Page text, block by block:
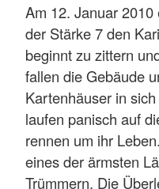
Am 12. Januar
der Stärke 7 den
beginnt zu zittern
fallen die Gebäude
Kartenhäuser in
laufen panisch auf
rennen um ihr
eines der ärmsten
Trümmern. Die